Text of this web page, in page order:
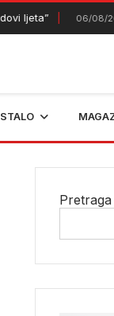
ljeta” 06/08/2026
Pretraga